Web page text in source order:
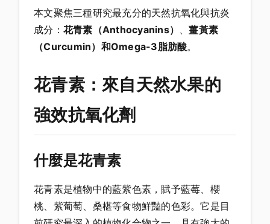
本文聚焦三種研究最充分的天然抗氧化與抗炎
成分： 花青素（Anthocyanins） 、薑黃素
（Curcumin） 和Omega-3脂肪酸。
花青素：來自天然水果的
強效抗氧化劑
什麼是花青素
花青素是植物中的藍紫色素，賦予藍莓、櫻
桃、紫葡萄、桑椹等食物鮮豔的色彩。它是目